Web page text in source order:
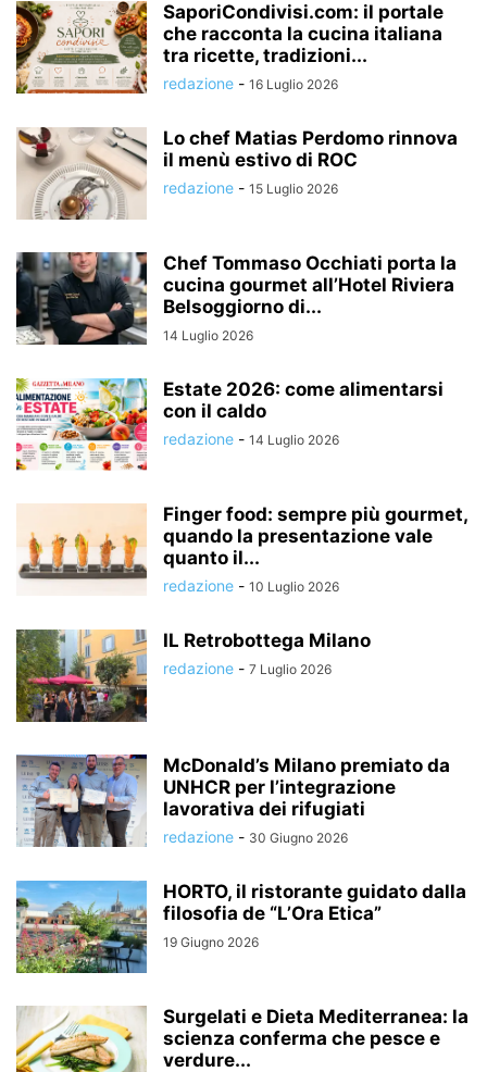
SaporiCondivisi.com: il portale
che racconta la cucina italiana
tra ricette, tradizioni...
redazione - 16 Luglio 2026
Lo chef Matias Perdomo rinnova
il menù estivo di ROC
redazione - 15 Luglio 2026
Chef Tommaso Occhiati porta la
cucina gourmet all’Hotel Riviera
Belsoggiorno di...
14 Luglio 2026
Estate 2026: come alimentarsi
con il caldo
redazione - 14 Luglio 2026
Finger food: sempre più gourmet,
quando la presentazione vale
quanto il...
redazione - 10 Luglio 2026
IL Retrobottega Milano
redazione - 7 Luglio 2026
McDonald’s Milano premiato da
UNHCR per l’integrazione
lavorativa dei rifugiati
redazione - 30 Giugno 2026
HORTO, il ristorante guidato dalla
filosofia de “L’Ora Etica”
19 Giugno 2026
Surgelati e Dieta Mediterranea: la
scienza conferma che pesce e
verdure...